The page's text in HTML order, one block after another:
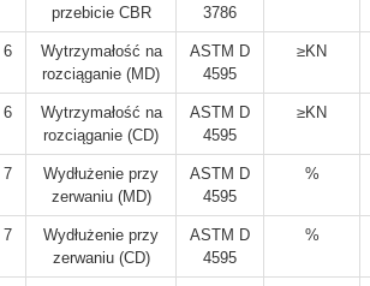
przebicie CBR
3786
6
Wytrzymałość na
rozciąganie (MD)
ASTM D
4595
≥KN
6
Wytrzymałość na
rozciąganie (CD)
ASTM D
4595
≥KN
7
Wydłużenie przy
zerwaniu (MD)
ASTM D
4595
%
7
Wydłużenie przy
zerwaniu (CD)
ASTM D
4595
%